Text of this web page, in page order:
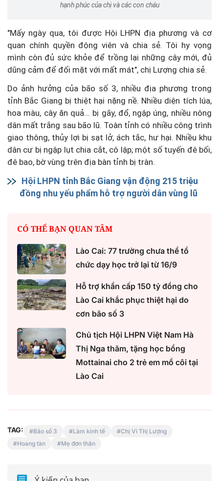
hạnh phúc của chị và các con cháu
"Mấy ngày qua, tôi được Hội LHPN địa phương và cơ
quan chính quyền động viên và chia sẻ. Tôi hy vọng
mình còn đủ sức khỏe để trồng lại những cây mới, đủ
dũng cảm để đối mặt với mất mát", chị Lượng chia sẻ.
Do ảnh hưởng của bão số 3, nhiều địa phương trong
tỉnh Bắc Giang bị thiệt hại nặng nề. Nhiều diện tích lúa,
hoa màu, cây ăn quả... bị gãy, đổ, ngập úng, nhiều nông
dân mất trắng sau bão lũ. Toàn tỉnh có nhiều công trình
giao thông, thủy lợi bị sạt lở, ách tắc, hư hại. Nhiều khu
dân cư bị ngập lụt chia cắt, cô lập; một số tuyến đê bối,
đê bao, bờ vùng trên địa bàn tỉnh bị tràn.
Hội LHPN tỉnh Bắc Giang vận động 215 triệu
đồng nhu yếu phẩm hỗ trợ người dân vùng lũ
CÓ THỂ BẠN QUAN TÂM
Lào Cai: 77 trường chưa thể tổ
chức dạy học trở lại từ 16/9
Hỗ trợ khẩn cấp 150 tỷ đồng cho
Lào Cai khắc phục thiệt hại do
cơn bão số 3
Chủ tịch Hội LHPN Việt Nam Hà
Thị Nga thăm, tặng học bổng
Mottainai cho 2 trẻ em mồ côi tại
Lào Cai
TAG: Bão số 3 Làm kinh tế
Chị Vi Thị Lượng
Hoang tàn
Mẹ đơn thân